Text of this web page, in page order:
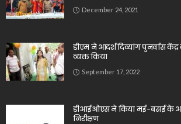
December 24, 2021
डीएम ने आदर्श दिव्यांग पुनर्वास
व्यक्त किया
September 17, 2022
डीआईओएस ने किया मई-बसई के
निरीक्षण